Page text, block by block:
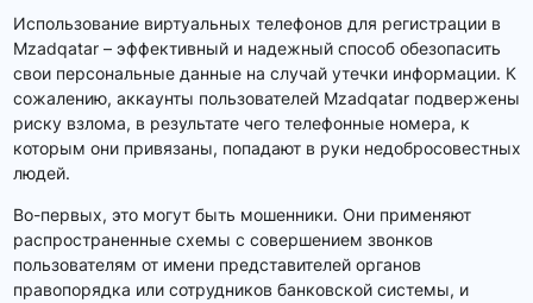
Использование виртуальных телефонов для регистрации в
Mzadqatar – эффективный и надежный способ обезопасить
свои персональные данные на случай утечки информации. К
сожалению, аккаунты пользователей Mzadqatar подвержены
риску взлома, в результате чего телефонные номера, к
которым они привязаны, попадают в руки недобросовестных
людей.
Во-первых, это могут быть мошенники. Они применяют
распространенные схемы с совершением звонков
пользователям от имени представителей органов
правопорядка или сотрудников банковской системы, и